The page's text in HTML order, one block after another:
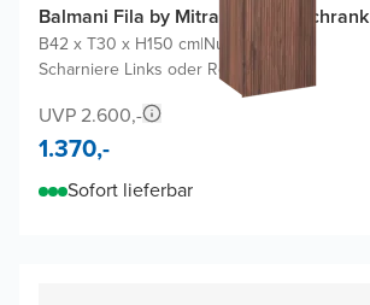
Balmani Fila by Mitra Badhochschrank
B42 x T30 x H150 cm|Nussbaum
Scharniere Links oder Rechts
UVP 2.600,-
1.370,-
Sofort lieferbar